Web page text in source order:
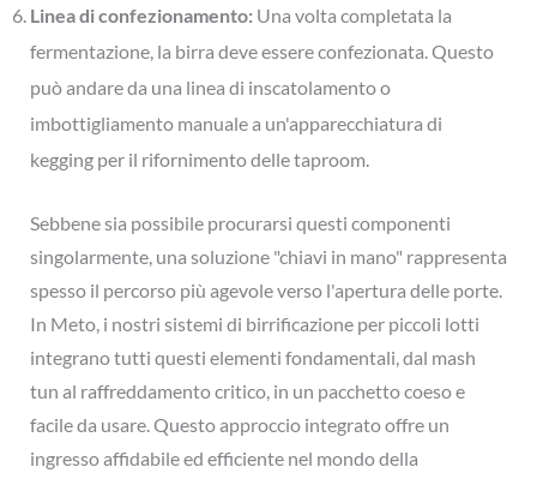
Linea di confezionamento: Una volta completata la
fermentazione, la birra deve essere confezionata. Questo
può andare da una linea di inscatolamento o
imbottigliamento manuale a un'apparecchiatura di
kegging per il rifornimento delle taproom.
Sebbene sia possibile procurarsi questi componenti
singolarmente, una soluzione "chiavi in mano" rappresenta
spesso il percorso più agevole verso l'apertura delle porte.
In Meto, i nostri sistemi di birrificazione per piccoli lotti
integrano tutti questi elementi fondamentali, dal mash
tun al raffreddamento critico, in un pacchetto coeso e
facile da usare. Questo approccio integrato offre un
ingresso affidabile ed efficiente nel mondo della